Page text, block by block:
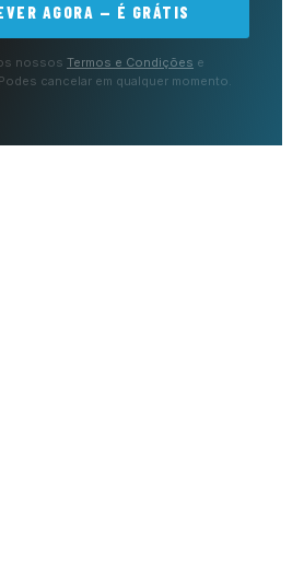
AGORA — É GRÁTIS
nossos Termos e Condições e
. Podes cancelar em qualquer momento.